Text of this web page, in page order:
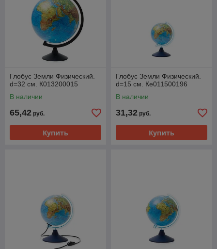
Глобус Земли Физический.
d=32 см. К013200015
В наличии
65,42 руб.
Купить
Глобус Земли Физический.
d=15 см. Ке011500196
В наличии
31,32 руб.
Купить